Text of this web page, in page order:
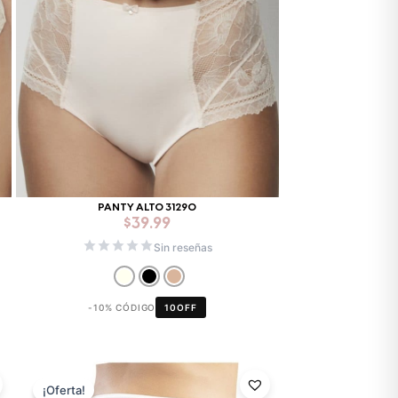
PANTY ALTO 31290
$39.99
Sin reseñas
-10% CÓDIGO 10OFF
¡Oferta!
El
El